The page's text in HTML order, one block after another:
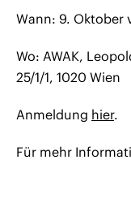
Wann: 9. Oktober
Wo: AWAK,
25/1/1, 1020 Wien
Anmeldung hier.
Für mehr